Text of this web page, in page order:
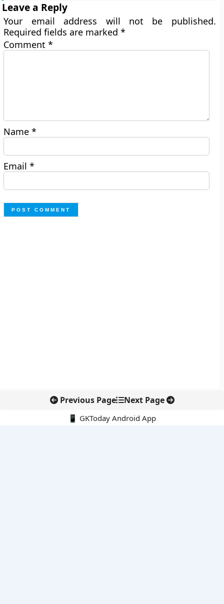
Leave a Reply
Your email address will not be published.
Required fields are marked*
Comment*
Name*
Email*
Previous Page Next Page
📱 GKToday Android App